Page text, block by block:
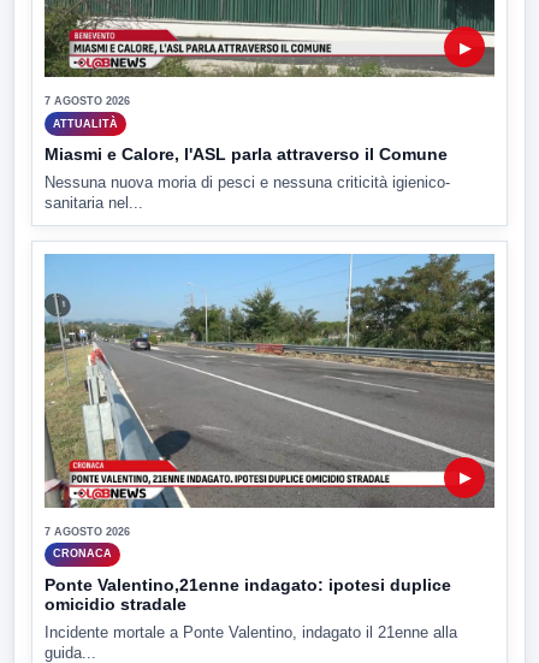
▶
7 AGOSTO 2026
ATTUALITÀ
Miasmi e Calore, l'ASL parla attraverso il Comune
Nessuna nuova moria di pesci e nessuna criticità igienico-
sanitaria nel...
▶
7 AGOSTO 2026
CRONACA
Ponte Valentino,21enne indagato: ipotesi duplice
omicidio stradale
Incidente mortale a Ponte Valentino, indagato il 21enne alla
guida...